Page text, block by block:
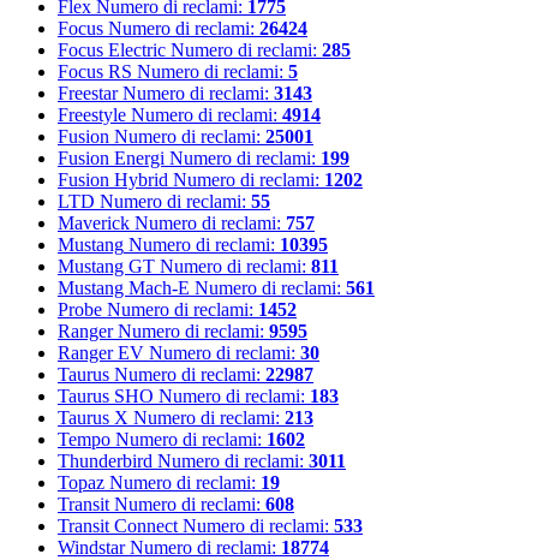
Flex Numero di reclami: 1775
Focus Numero di reclami: 26424
Focus Electric Numero di reclami: 285
Focus RS Numero di reclami: 5
Freestar Numero di reclami: 3143
Freestyle Numero di reclami: 4914
Fusion Numero di reclami: 25001
Fusion Energi Numero di reclami: 199
Fusion Hybrid Numero di reclami: 1202
LTD Numero di reclami: 55
Maverick Numero di reclami: 757
Mustang Numero di reclami: 10395
Mustang GT Numero di reclami: 811
Mustang Mach-E Numero di reclami: 561
Probe Numero di reclami: 1452
Ranger Numero di reclami: 9595
Ranger EV Numero di reclami: 30
Taurus Numero di reclami: 22987
Taurus SHO Numero di reclami: 183
Taurus X Numero di reclami: 213
Tempo Numero di reclami: 1602
Thunderbird Numero di reclami: 3011
Topaz Numero di reclami: 19
Transit Numero di reclami: 608
Transit Connect Numero di reclami: 533
Windstar Numero di reclami: 18774